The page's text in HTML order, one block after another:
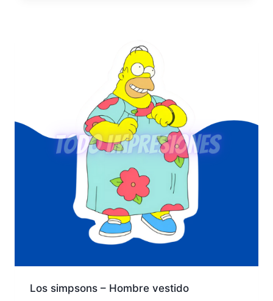
Los simpsons – Hombre vestido